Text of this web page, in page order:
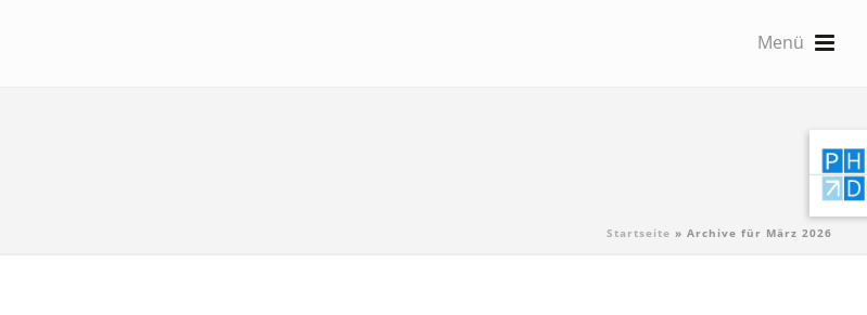
Startseite » Archive für März 2026